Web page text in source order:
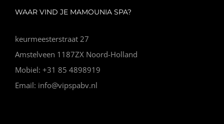
WAAR VIND JE MAMOUNIA SPA?
keurmeesterstraat 27
Amstelveen 1187ZX Noord-Holland
Mobiel: +31 85 4898919
Email: info@vipspabv.nl